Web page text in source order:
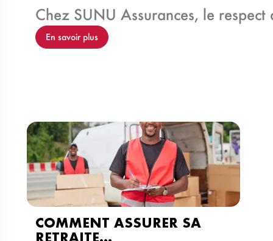
Chez SUNU Assurances, le respect
En savoir plus
COMMENT ASSURER SA
RETRAITE…